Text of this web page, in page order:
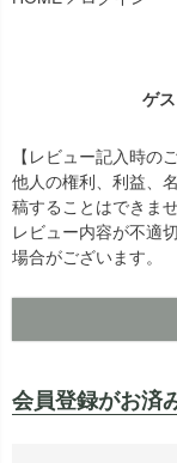
【お荷物のお届
・全国から九州
・九州から全国あ
なお、今後の被害
サービスへの影
お客さまにはご不
は2026年8
休業中のご注文
へのご返答がで
いただきますの
出荷センターも
商品の出荷は2026
→オーダー商品
ゲ
【レビュー記入時の
他人の権利、利益、
稿することはできま
レビュー内容が不適
場合がございます。
会員登録がお済